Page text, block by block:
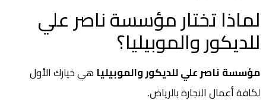
لماذا تختار مؤسسة ناصر علي
للديكور والموبيليا؟
مؤسسة ناصر علي للديكور والموبيليا هي خيارك الأول
لكافة أعمال النجارة بالرياض.